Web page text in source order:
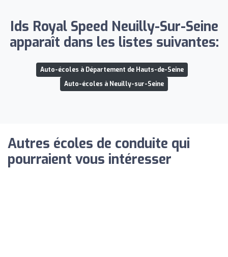
Ids Royal Speed Neuilly-Sur-Seine
apparaît dans les listes suivantes:
Auto-écoles à Département de Hauts-de-Seine
Auto-écoles à Neuilly-sur-Seine
Autres écoles de conduite qui
pourraient vous intéresser